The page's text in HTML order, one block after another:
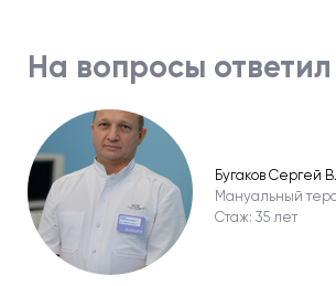
На вопросы
Бугаков Сергей
Мануальный
Стаж: 35 лет